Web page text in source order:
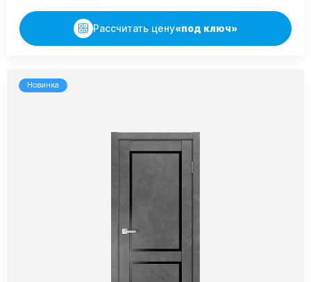
Рассчитать цену«под ключ»
Новинка